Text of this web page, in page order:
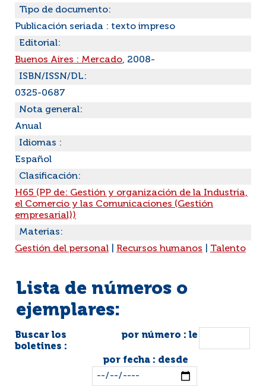
Tipo de documento:
Publicación seriada : texto impreso
Editorial:
Buenos Aires : Mercado, 2008-
ISBN/ISSN/DL:
0325-0687
Nota general:
Anual
Idiomas :
Español
Clasificación:
H65 (PP de: Gestión y organización de la Industria,
el Comercio y las Comunicaciones (Gestión
empresarial))
Materias:
Gestión del personal
Recursos humanos Talento
Lista de números o
ejemplares:
Buscar los
boletines :
por número : le
por fecha : desde